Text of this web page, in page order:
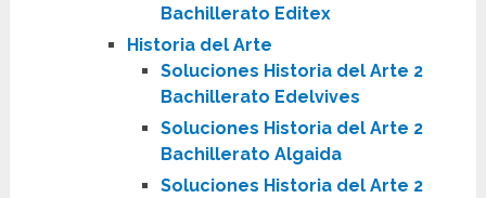
Bachillerato Editex
Historia del Arte
Soluciones Historia del Arte 2
Bachillerato Edelvives
Soluciones Historia del Arte 2
Bachillerato Algaida
Soluciones Historia del Arte 2